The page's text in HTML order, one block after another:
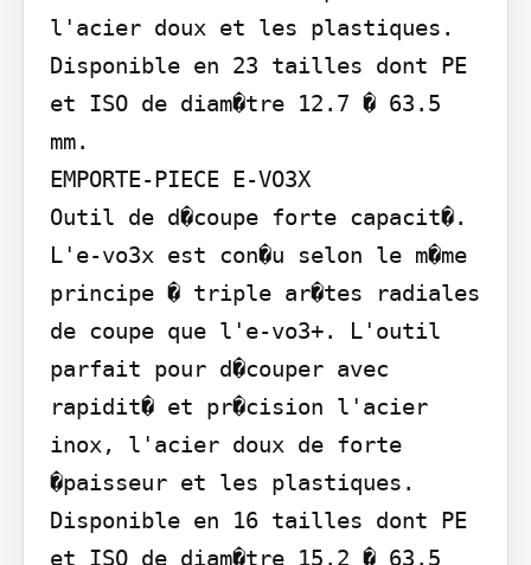
l'acier doux et les plastiques.
Disponible en 23 tailles dont PE
et ISO de diam�tre 12.7 � 63.5
mm.
EMPORTE-PIECE E-VO3X
Outil de d�coupe forte capacit�.
L'e-vo3x est con�u selon le m�me
principe � triple ar�tes radiales
de coupe que l'e-vo3+. L'outil
parfait pour d�couper avec
rapidit� et pr�cision l'acier
inox, l'acier doux de forte
�paisseur et les plastiques.
Disponible en 16 tailles dont PE
et ISO de diam�tre 15.2 � 63.5